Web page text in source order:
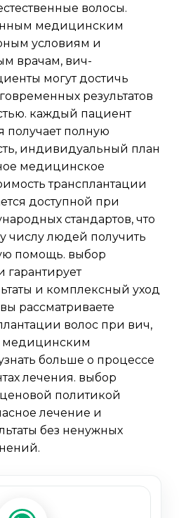
волосы.
медицинским
условиям и
врачам, вич-
могут достичь
результатов
каждый пациент
получает полную
индивидуальный план
медицинское
трансплантации
доступной при
стандартов, что
числу людей получить
помощь. выбор
и комплексный уход
рассматриваете
волос при вич,
медицинским
больше о процессе
лечения. выбор
политикой
лечение и
без ненужных